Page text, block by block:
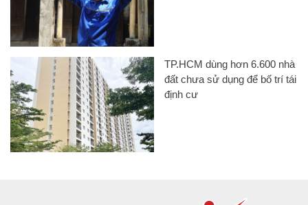
TP.HCM dùng hơn 6.600 nhà
đất chưa sử dụng để bố trí tái
định cư